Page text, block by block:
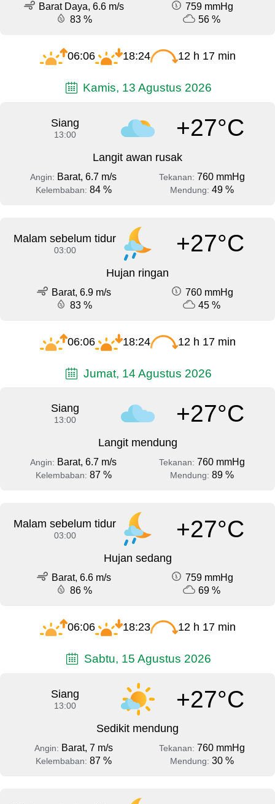
Barat Daya, 6.6 m/s
759 mmHg
83 %
56 %
06:06 18:24 12 h 17 min
Kamis, 13 Agustus 2026
Siang
13:00 +27°C
Langit awan rusak
Angin: Barat, 6.7 m/s Tekanan: 760 mmHg
Kelembaban: 84 % Mendung: 49 %
Malam sebelum tidur
03:00 +27°C
Hujan ringan
Barat, 6.9 m/s
760 mmHg
83 %
45 %
06:06 18:24 12 h 17 min
Jumat, 14 Agustus 2026
Siang
13:00 +27°C
Langit mendung
Angin: Barat, 6.7 m/s Tekanan: 760 mmHg
Kelembaban: 87 % Mendung: 89 %
Malam sebelum tidur
03:00 +27°C
Hujan sedang
Barat, 6.6 m/s
759 mmHg
86 %
69 %
06:06 18:23 12 h 17 min
Sabtu, 15 Agustus 2026
Siang
13:00 +27°C
Sedikit mendung
Angin: Barat, 7 m/s Tekanan: 760 mmHg
Kelembaban: 87 % Mendung: 30 %